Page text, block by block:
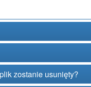
zostanie usunięty?